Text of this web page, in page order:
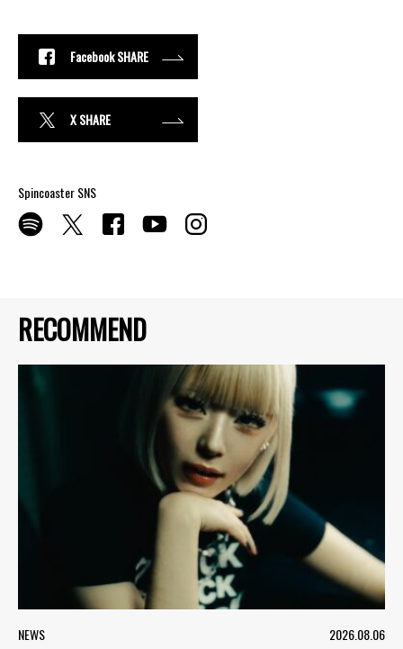
RECOMMEND
NEWS 2026.08.06
Facebook SHARE
X SHARE
Spincoaster SNS